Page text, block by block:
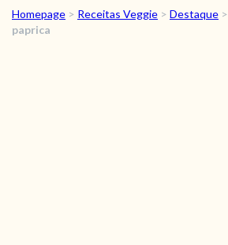
RECEITAS
Homepage > Receitas Veggie > Destaque >
paprica